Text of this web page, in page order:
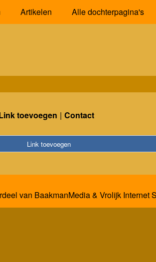
Artikelen Alle dochterpagina's
toevoegen Contact
Link toevoegen
van BaakmanMedia& Vrolijk Internet